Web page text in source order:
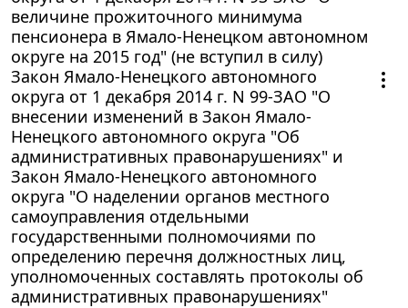
величине прожиточного минимума
пенсионера в Ямало-Ненецком автономном
округе на 2015 год" (не вступил в силу)
Закон Ямало-Ненецкого автономного
округа от 1 декабря 2014 г. N 99-ЗАО "О
внесении изменений в Закон Ямало-
Ненецкого автономного округа "Об
административных правонарушениях" и
Закон Ямало-Ненецкого автономного
округа "О наделении органов местного
самоуправления отдельными
государственными полномочиями по
определению перечня должностных лиц,
уполномоченных составлять протоколы об
административных правонарушениях"